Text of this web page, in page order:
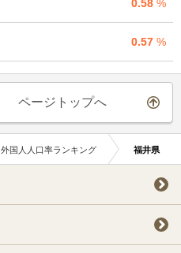
0.58 %
0.57 %
ページトップへ
外国人人口率ランキング 福井県